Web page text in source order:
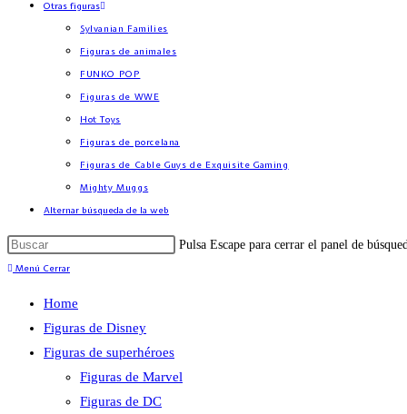
Otras figuras
Sylvanian Families
Figuras de animales
FUNKO POP
Figuras de WWE
Hot Toys
Figuras de porcelana
Figuras de Cable Guys de Exquisite Gaming
Mighty Muggs
Alternar búsqueda de la web
Pulsa Escape para cerrar el panel de
Menú Cerrar
Home
Figuras de Disney
Figuras de superhéroes
Figuras de Marvel
Figuras de DC